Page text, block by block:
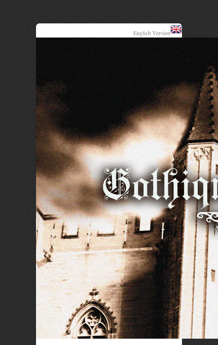
English Version